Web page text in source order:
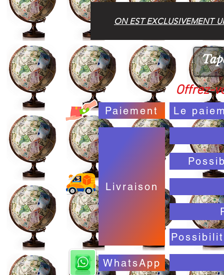
ON EST EXCLUSIVEMENT
Offrez-
Paiement Le
Livraison
WhatsApp